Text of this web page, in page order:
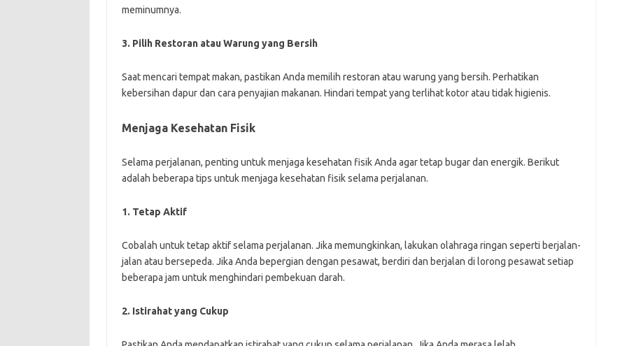
meminumnya.
3. Pilih Restoran atau Warung yang Bersih
Saat mencari tempat makan, pastikan Anda memilih restoran atau warung yang bersih. Perhatikan
kebersihan dapur dan cara penyajian makanan. Hindari tempat yang terlihat kotor atau tidak higienis.
Menjaga Kesehatan Fisik
Selama perjalanan, penting untuk menjaga kesehatan fisik Anda agar tetap bugar dan energik. Berikut
adalah beberapa tips untuk menjaga kesehatan fisik selama perjalanan.
1. Tetap Aktif
Cobalah untuk tetap aktif selama perjalanan. Jika memungkinkan, lakukan olahraga ringan seperti berjalan-
jalan atau bersepeda. Jika Anda bepergian dengan pesawat, berdiri dan berjalan di lorong pesawat setiap
beberapa jam untuk menghindari pembekuan darah.
2. Istirahat yang Cukup